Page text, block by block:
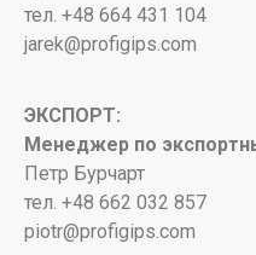
тел. +48 664 431 104
jarek@profigips.com
ЭКСПОРТ:
Менеджер по
Петр Бурчарт
тел. +48 662 032 857
piotr@profigips.com